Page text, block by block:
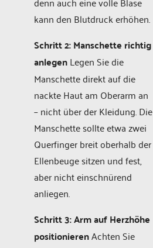
kann den Blutdruck erhöhen.
Schritt 2: Manschette richtig
anlegenLegen Sie die
Manschette direkt auf die
nackte Haut am Oberarm an
– nicht über der Kleidung. Die
Manschette sollte etwa zwei
Querfinger breit oberhalb der
Ellenbeuge sitzen und fest,
aber nicht einschnürend
anliegen.
Schritt 3: Arm auf Herzhöhe
positionierenAchten Sie